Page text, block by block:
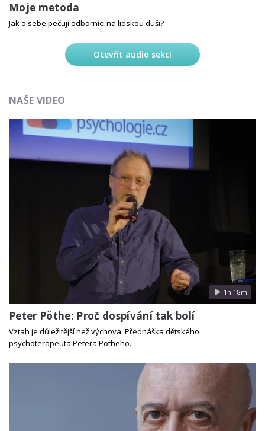
Moje metoda
Jak o sebe pečují odborníci na lidskou duši?
Otevřít audio sekci
NAŠE VIDEO
1h 18m
Peter Pöthe: Proč dospívání tak bolí
Vztah je důležitější než výchova. Přednáška dětského
psychoterapeuta Petera Pötheho.